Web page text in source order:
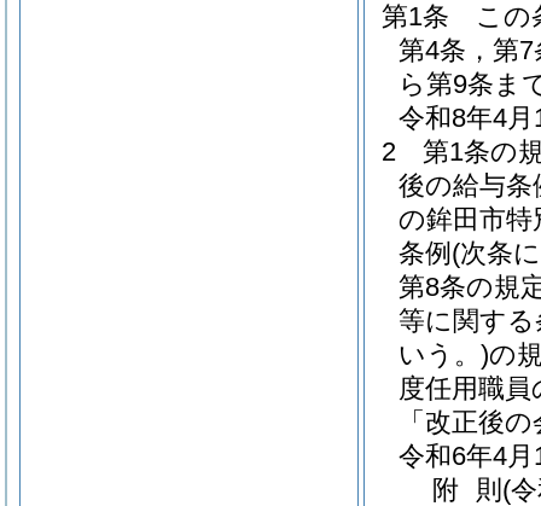
第1条
この
第4条，第
ら第9条ま
令和8年4
2
第1条の
後の給与
の鉾田市
条例 (次条
第8条の規
等に関する
いう。)の
度任用職
「改正後
令和6年4
附 則 (